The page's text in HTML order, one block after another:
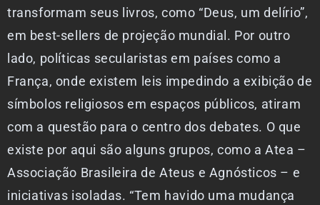
transformam seus livros, como “Deus, um delírio”,
em best-sellers de projeção mundial. Por outro
lado, políticas secularistas em países como a
França, onde existem leis impedindo a exibição de
símbolos religiosos em espaços públicos, atiram
com a questão para o centro dos debates. O que
existe por aqui são alguns grupos, como a Atea –
Associação Brasileira de Ateus e Agnósticos – e
iniciativas isoladas. “Tem havido uma mudança